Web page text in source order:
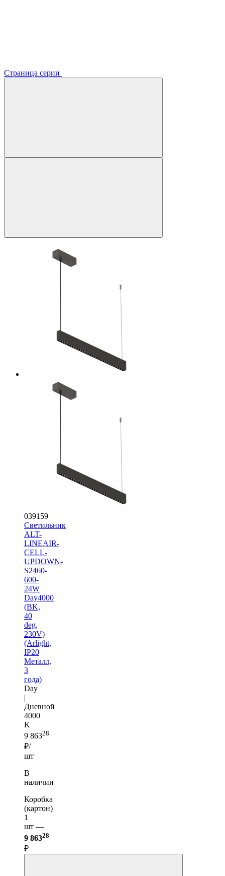
Страница серии
039159
Светильник
ALT-
LINEAIR-
CELL-
UPDOWN-
S2460-
600-
24W
Day4000
(BK,
40
deg,
230V)
(Arlight,
IP20
Металл,
3
года)
Day
|
Дневной
4000
K
9 86328
₽/
шт
В
наличии
Коробка
(картон)
1
шт —
9 86328
₽